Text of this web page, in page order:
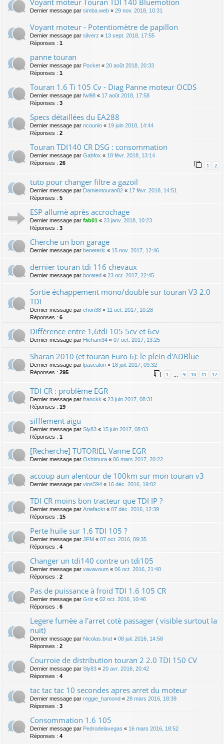
Voyant moteur Touran TDI 140 Bluemotion
Dernier message par simba.web « 29 nov. 2018, 10:31
Voyant moteur - Potentiomètre de papillon
Dernier message par silverz « 13 sept. 2018, 17:55
Réponses : 1
panne touran
Dernier message par Pocket « 20 août 2018, 20:33
Réponses : 1
Touran 1.6 Ti 105 Cv - Diag Panne moteur OCDS
Dernier message par fwi98 « 17 août 2018, 17:58
Réponses : 3
Specs détaillées du EA288
Dernier message par ncounio « 19 juin 2018, 14:44
Réponses : 2
Touran TDI140 CR DSG : consommation
Dernier message par Gabfox « 18 févr. 2018, 13:14
Réponses : 26 1 2
tuto pour changer filtre a gazoil
Dernier message par Damientouran82 « 17 févr. 2018, 14:51
Réponses : 5
ESP allumè après accrochage
Dernier message par fab01 « 23 janv. 2018, 10:23
Réponses : 3
Cherche un bon garage
Dernier message par beneteric « 15 nov. 2017, 12:46
dernier touran tdi 116 chevaux
Dernier message par borated « 23 oct. 2017, 22:45
Sortie échappement mono/double sur touran V3 2.0
TDI
Dernier message par chon38 « 11 oct. 2017, 10:28
Réponses : 6
Différence entre 1,6tdi 105 5cv et 6cv
Dernier message par Hicham34 « 07 oct. 2017, 13:25
Sharan 2010 (et touran Euro 6): le plein d'ADBlue
Dernier message par lpascalon « 18 juil. 2017, 09:32
Réponses : 295 1 9 10 11 12
TDI CR : problème EGR
Dernier message par franckk « 23 juin 2017, 08:31
Réponses : 19
sifflement aigu
Dernier message par Sly83 « 15 juin 2017, 08:03
Réponses : 1
[Recherche] TUTORIEL Vanne EGR
Dernier message par Oshimura « 06 mars 2017, 20:22
accoup aun alentour de 100km sur mon touran v3
Dernier message par vins594 « 16 déc. 2016, 19:02
TDI CR moins bon tracteur que TDI IP ?
Dernier message par Artefackt « 07 déc. 2016, 12:39
Réponses : 15
Perte huile sur 1.6 TDI 105 ?
Dernier message par JFM « 07 oct. 2016, 09:35
Réponses : 4
Changer un tdi140 contre un tdi105
Dernier message par vavavoum « 06 oct. 2016, 21:40
Réponses : 2
Pas de puissance à froid TDI 1.6 105 CR
Dernier message par Griz « 02 oct. 2016, 10:46
Réponses : 6
Legere fumèe a l'arret cotè passager ( visible surtout la
nuit)
Dernier message par Nicolas.brut « 08 juil. 2016, 14:58
Réponses : 2
Courroie de distribution touran 2 2.0 TDI 150 CV
Dernier message par Sly83 « 20 avr. 2016, 20:42
Réponses : 4
tac tac tac 10 secondes apres arret du moteur
Dernier message par reggie_hamond « 28 mars 2016, 18:39
Réponses : 3
Consommation 1.6 105
Dernier message par Pedrodelavegas « 16 mars 2016, 18:52
Réponses : 4